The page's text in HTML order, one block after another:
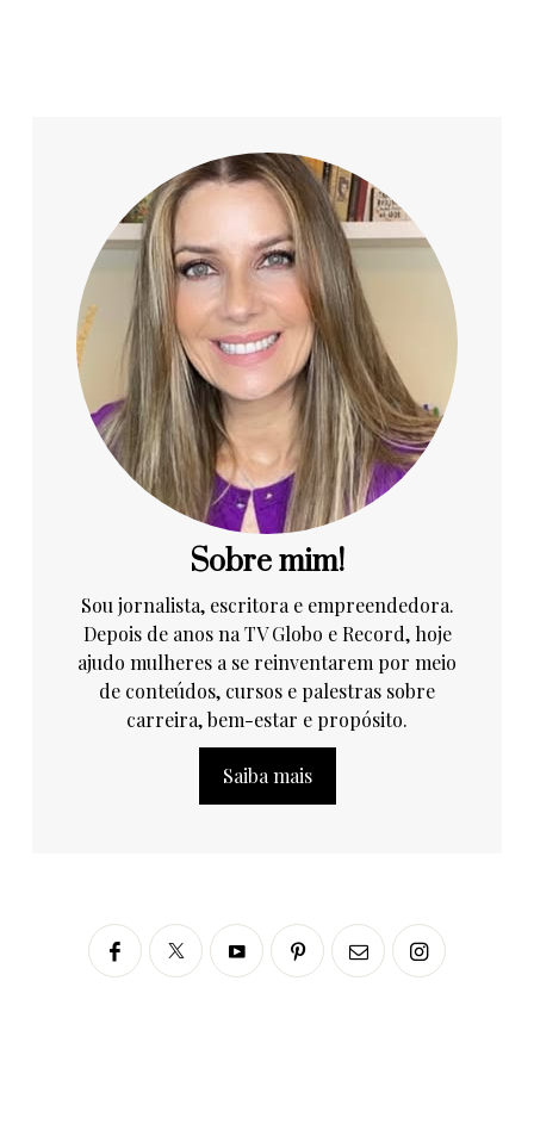
Sobre mim!
Sou jornalista, escritora e empreendedora.
Depois de anos na TV Globo e Record, hoje
ajudo mulheres a se reinventarem por meio
de conteúdos, cursos e palestras sobre
carreira, bem-estar e propósito.
Saiba mais